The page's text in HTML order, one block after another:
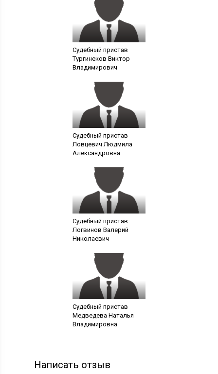
Судебный пристав
Тургинеков Виктор
Владимирович
Судебный пристав
Ловцевич Людмила
Александровна
Судебный пристав
Логвинов Валерий
Николаевич
Судебный пристав
Медведева Наталья
Владимировна
Написать отзыв